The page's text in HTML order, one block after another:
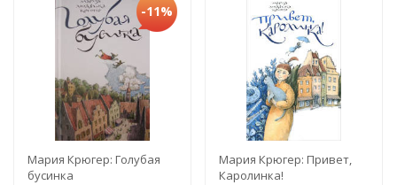
-11%
Мария Крюгер: Голубая
бусинка
Мария Крюгер: Привет,
Каролинка!